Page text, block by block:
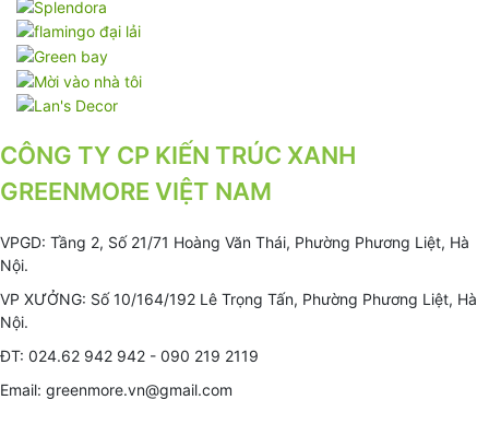
CÔNG TY CP KIẾN TRÚC XANH
GREENMORE VIỆT NAM
VPGD: Tầng 2, Số 21/71 Hoàng Văn Thái, Phường Phương Liệt, Hà
Nội.
VP XƯỞNG: Số 10/164/192 Lê Trọng Tấn, Phường Phương Liệt, Hà
Nội.
ĐT: 024.62 942 942 - 090 219 2119
Email: greenmore.vn@gmail.com